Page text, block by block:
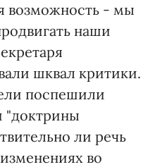
возможность - мы
наши
шквал критики.
поспешили
"доктрины
ли речь
во